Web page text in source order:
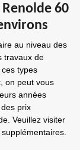
60
au niveau des
travaux de
types
on peut vous
années
prix
Veuillez visiter